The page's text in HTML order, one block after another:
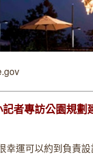
記者專訪公園規
幸運可以約到負責